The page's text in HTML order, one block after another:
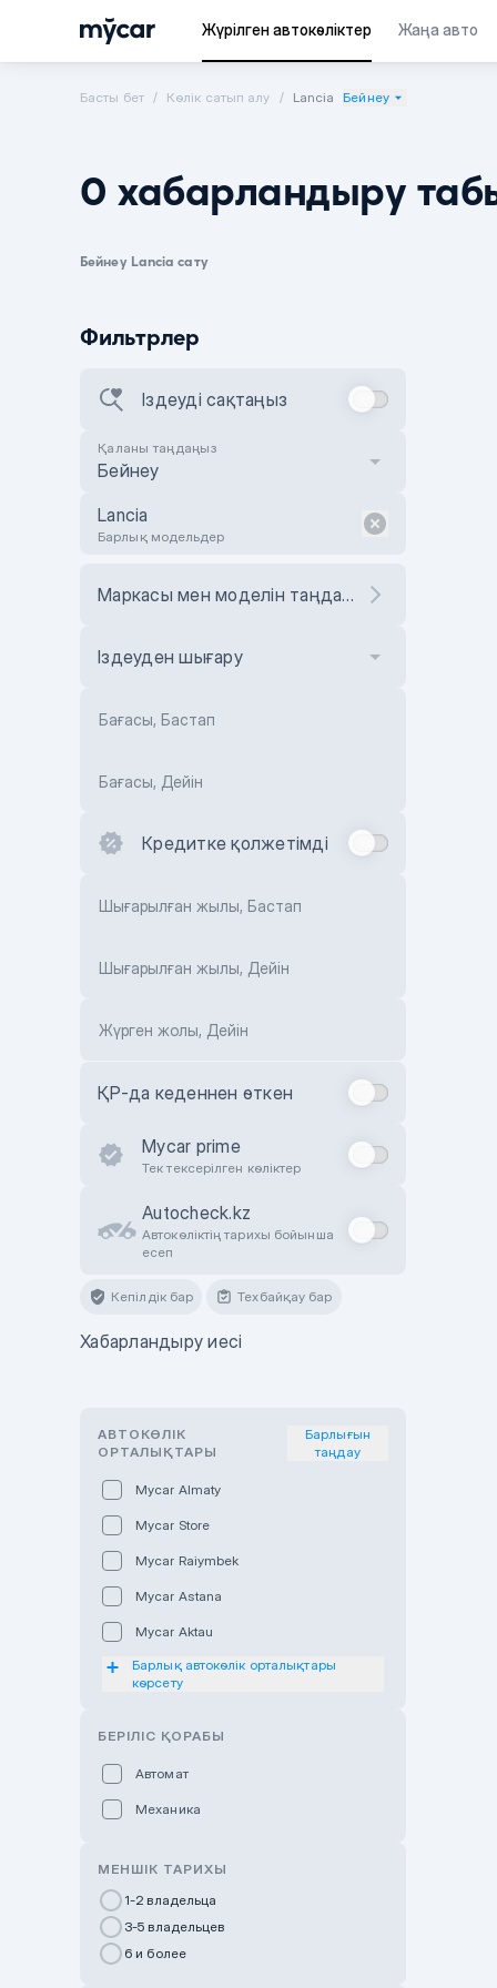
Жүрілген автокөліктер Жаңа авто
Басты бет Көлік сатып алу Lancia Бейнеу
0 хабарландыру
Бейнеу Lancia сату
Фильтрлер
Іздеуді сақтаңыз
Қаланы таңдаңыз
Бейнеу
Lancia
Барлық модельдер
Маркасы мен моделін таңдаңыз
Іздеуден шығару
Бағасы, Бастап
Бағасы, Дейін
Кредитке қолжетімді
Шығарылған жылы, Бастап
Шығарылған жылы, Дейін
Жүрген жолы, Дейін
ҚР-да кеденнен өткен
Mycar prime
Тек тексерілген көліктер
Autocheck.kz
Автокөліктің тарихы бойынша
есеп
Кепілдік бар Техбайқау бар
Хабарландыру иесі
АВТОКӨЛІК
ОРТАЛЫҚТАРЫ
Барлығын
таңдау
Mycar Almaty
Mycar Store
Mycar Raiymbek
Mycar Astana
Mycar Aktau
Mycar Uralsk
Haval & Tank Pavlodar
Bavaria Almaty
Mycar Shymkent
Changan Auto Nurly Zhol
Барлық автокөлік орталықтары
көрсету
БЕРІЛІС ҚОРАБЫ
Автомат
Механика
МЕНШІК ТАРИХЫ
1-2 владельца
3-5 владельцев
6 и более